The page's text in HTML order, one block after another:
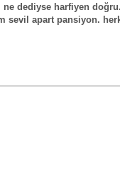
dediyse harfiyen
sevil apart pansiyon.